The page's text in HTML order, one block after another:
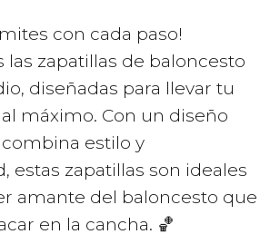
con cada paso!
las zapatillas de baloncesto
diseñadas para llevar tu
máximo. Con un diseño
estilo y
estas zapatillas son ideales
amante del baloncesto que
en la cancha. 🏀